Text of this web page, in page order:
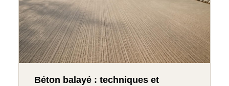
Béton balayé : techniques et